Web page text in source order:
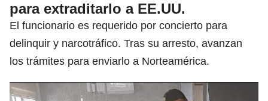
para extraditarlo a EE.UU.
El funcionario es requerido por concierto para
delinquir y narcotráfico. Tras su arresto, avanzan
los trámites para enviarlo a Norteamérica.